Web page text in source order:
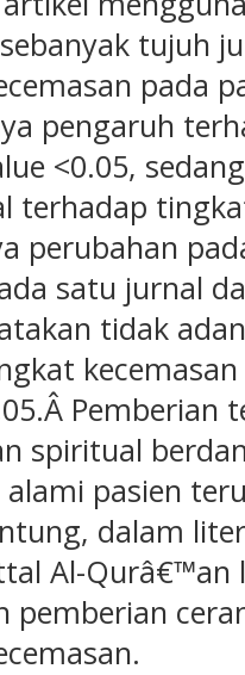
tujuh
pada
pengaruh
<0.05,
terhadap
perubahan
satu jurnal
tidak
spiritual
alami pasien
dalam
Al-Qurâ€™an
pemberian